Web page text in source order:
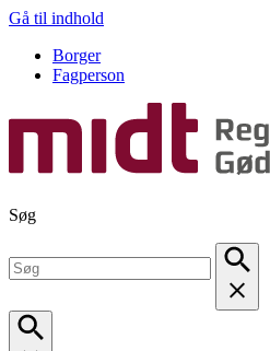
Gå til indhold
Borger
Fagperson
Søg